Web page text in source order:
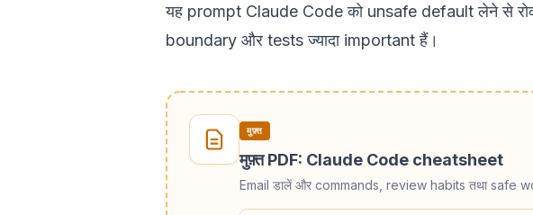
यह prompt Claude Code को unsafe default लेने से
boundary और tests ज्यादा important हैं।
मुफ़्त
मुफ़्त PDF: Claude Code cheatsheet
Email डालें और commands, review habits तथा safe